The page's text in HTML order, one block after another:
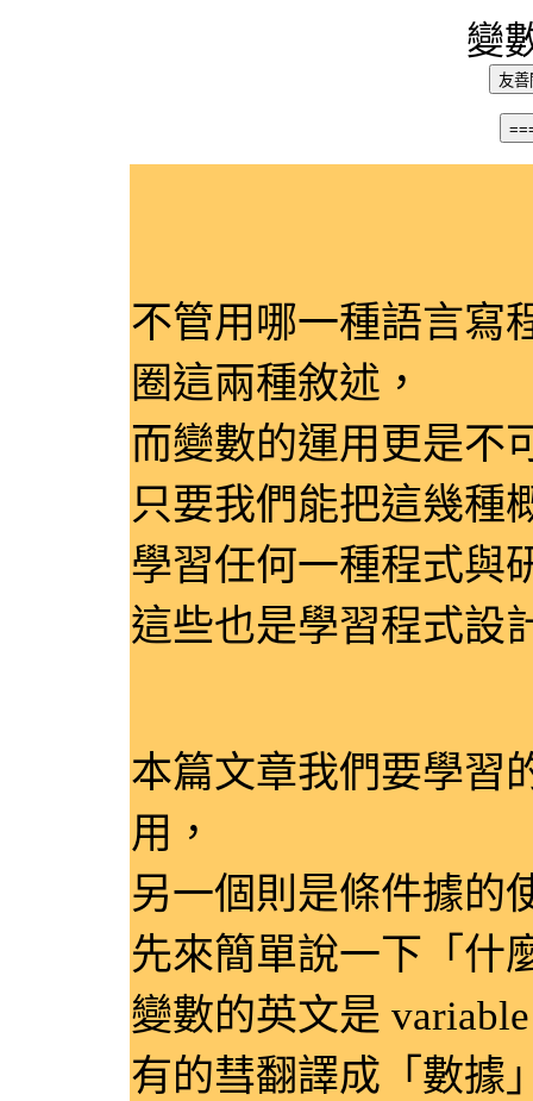
變
不管用哪一種語言寫
圈這兩種敘述，
而變數的運用更是不
只要我們能把這幾種
學習任何一種程式與
這些也是學習程式設
本篇文章我們要學習
用，
另一個則是條件據的
先來簡單說一下「什
變數的英文是
有的彗翻譯成「數據